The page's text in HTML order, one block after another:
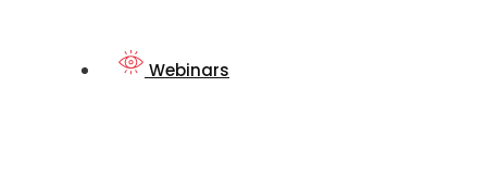
Webinars